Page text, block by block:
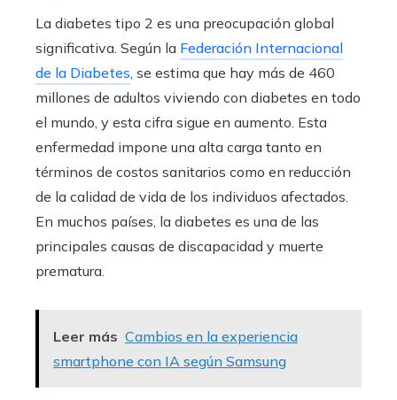
La diabetes tipo 2 es una preocupación global
significativa. Según la Federación Internacional
de la Diabetes, se estima que hay más de 460
millones de adultos viviendo con diabetes en todo
el mundo, y esta cifra sigue en aumento. Esta
enfermedad impone una alta carga tanto en
términos de costos sanitarios como en reducción
de la calidad de vida de los individuos afectados.
En muchos países, la diabetes es una de las
principales causas de discapacidad y muerte
prematura.
Leer más Cambios en la experiencia
smartphone con IA según Samsung